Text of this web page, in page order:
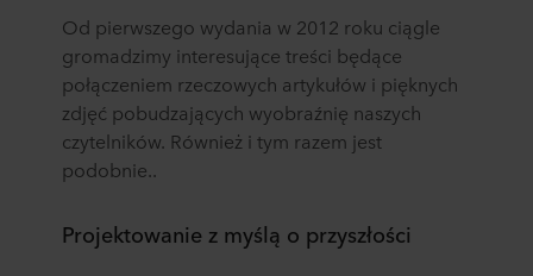
Od pierwszego wydania w 2012 roku ciągle
gromadzimy interesujące treści będące
połączeniem rzeczowych artykułów i pięknych
zdjęć pobudzających wyobraźnię naszych
czytelników. Również i tym razem jest
podobnie..
Projektowanie z myślą o przyszłości